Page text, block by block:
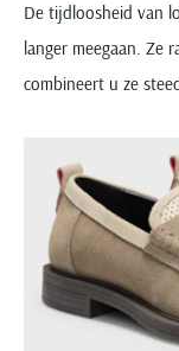
De tijdloosheid van
langer meegaan. Ze
combineert u ze